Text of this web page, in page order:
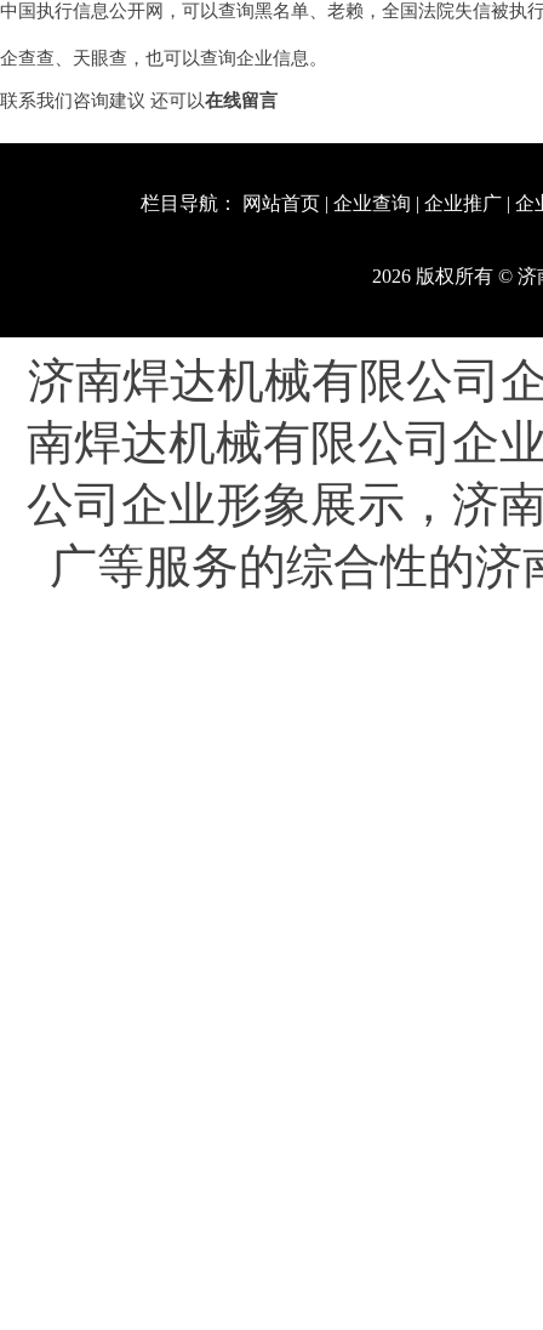
中国执行信息公开网，可以查询黑名单、老赖，全国法院失信被执
企查查、天眼查，也可以查询企业信息。
联系我们咨询建议 还可以在线留言
栏目导航： 网站首页 | 企业查询 | 企业推广 | 企
2026 版权所有 ©
济南焊达机械有限公司
南焊达机械有限公司企
公司企业形象展示，济
广等服务的综合性的